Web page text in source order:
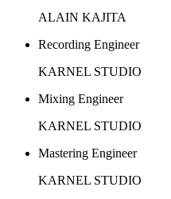
ALAIN KAJITA
Recording Engineer
KARNEL STUDIO
Mixing Engineer
KARNEL STUDIO
Mastering Engineer
KARNEL STUDIO